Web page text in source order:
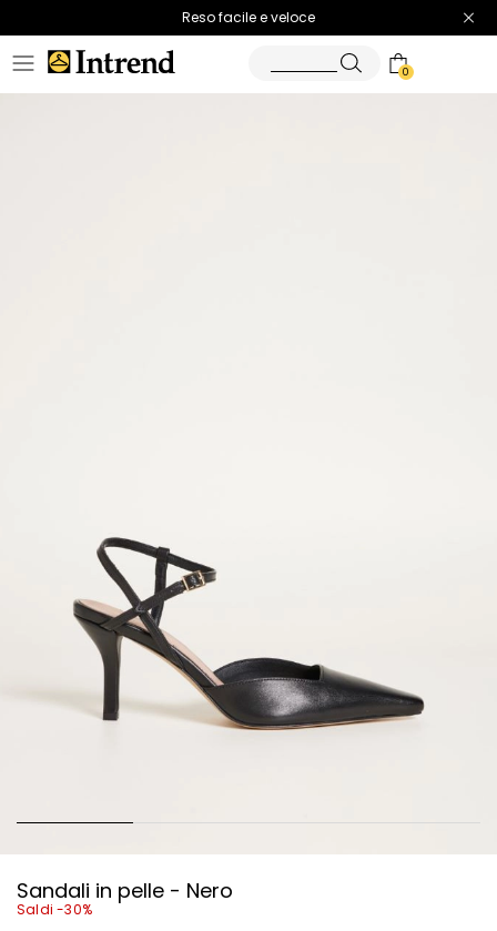
Spedizione gratuita
Reso facile e veloce
0
Sandali in pelle - Nero
Saldi -30%